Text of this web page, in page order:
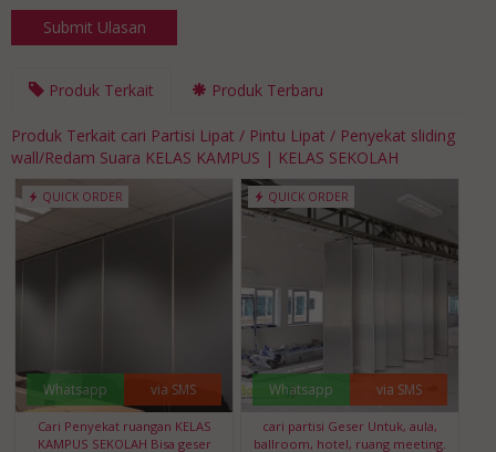
Produk Terkait Produk Terbaru
Produk Terkait cari Partisi Lipat / Pintu Lipat / Penyekat sliding
wall/Redam Suara KELAS KAMPUS | KELAS SEKOLAH
QUICK ORDER
Whatsapp via SMS
Cari Penyekat ruangan KELAS
KAMPUS SEKOLAH Bisa geser
QUICK ORDER
Whatsapp via SMS
cari partisi Geser Untuk, aula,
ballroom, hotel, ruang meeting.